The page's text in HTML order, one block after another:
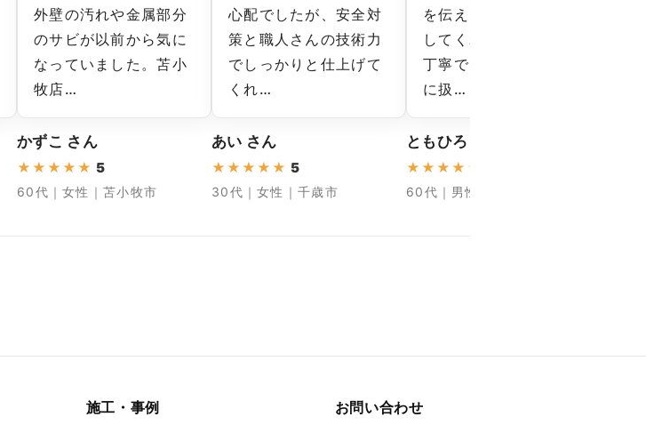
外壁の汚れや金属部分
のサビが以前から気に
なっていました。苫小
牧店…
かずこ さん
★ ★ ★ ★ ★ 5
60代｜女性｜苫小牧市
心配でしたが、安全対
策と職人さんの技術力
でしっかりと仕上げて
くれ…
あい さん
★ ★ ★ ★ ★ 5
30代｜女性｜千歳市
を伝えるとすぐに対応
してくれ、現場管理も
丁寧でした。家を大切
に扱…
ともひろ さん
★ ★ ★ ★ ★
60代｜男性｜苫小牧市
施工・事例 お問い合わせ